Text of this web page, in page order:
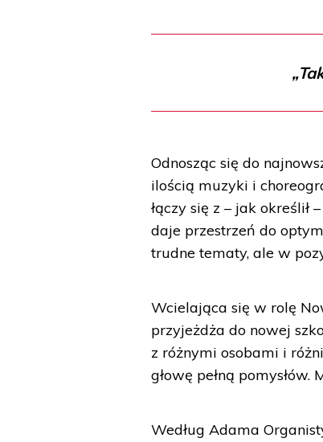
Odnosząc się do
ilością muzyki i
łączy się z – jak określił
daje przestrzeń do
trudne tematy, ale w
Wcielająca się w rolę
przyjeżdża do nowej
z różnymi osobami i
głowę pełną
Według Adama